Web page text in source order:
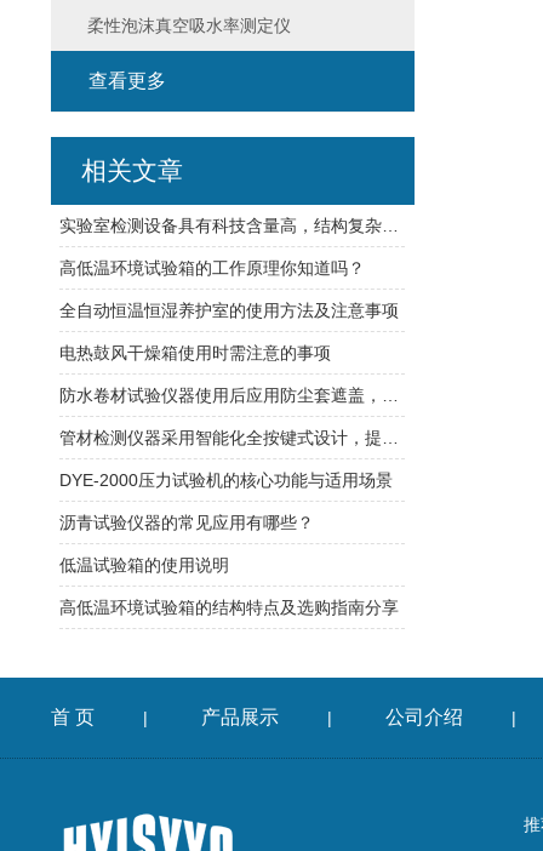
柔性泡沫真空吸水率测定仪
查看更多
相关文章
高低温环境试验箱的工作原理你知道吗？
全自动恒温恒湿养护室的使用方法及注意事项
电热鼓风干燥箱使用时需注意的事项
DYE-2000压力试验机的核心功能与适用场景
沥青试验仪器的常见应用有哪些？
低温试验箱的使用说明
高低温环境试验箱的结构特点及选购指南分享
首 页 | 产品展示 | 公司介绍 |